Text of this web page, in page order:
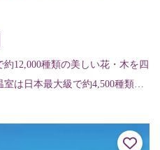
12,000種類の美しい花・木を四
は日本最大級で約4,500種類も